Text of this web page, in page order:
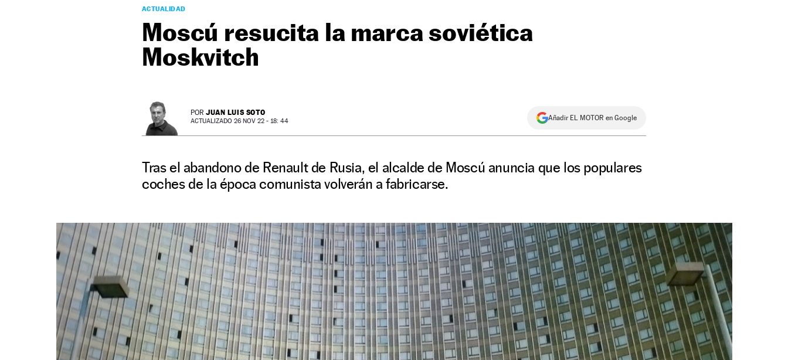
ACTUALIDAD
Moscú resucita la marca soviética
Moskvitch
POR JUAN LUIS SOTO
ACTUALIZADO 26 NOV 22 - 18: 44 Añadir EL MOTOR en Google
Tras el abandono de Renault de Rusia, el alcalde de Moscú anuncia que los populares
coches de la época comunista volverán a fabricarse.